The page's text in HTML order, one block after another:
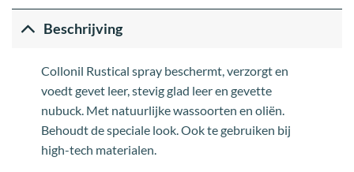
Beschrijving
Collonil Rustical spray beschermt, verzorgt en
voedt gevet leer, stevig glad leer en gevette
nubuck. Met natuurlijke wassoorten en oliën.
Behoudt de speciale look. Ook te gebruiken bij
high-tech materialen.